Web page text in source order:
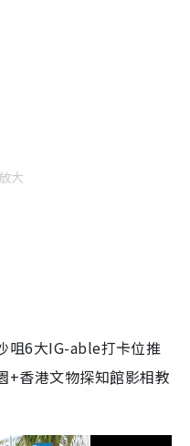
大
咀6大IG-able打卡位推
+香港文物探知館影相教